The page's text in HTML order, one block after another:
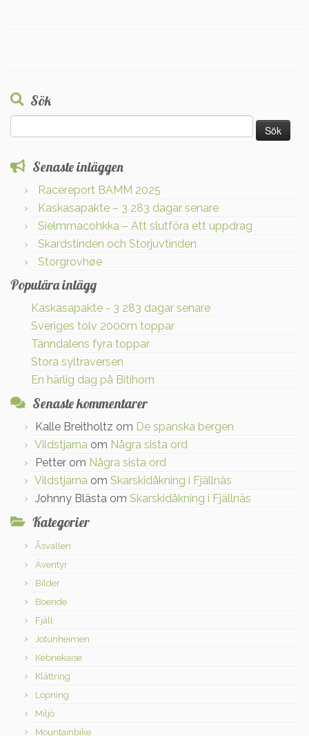
Sök
efter:
Senaste inläggen
Racereport BAMM 2025
Kaskasapakte – 3 283 dagar senare
Sielmmacohkka – Att slutföra ett uppdrag
Skardstinden och Storjuvtinden
Storgrovhøe
Populära inlägg
Kaskasapakte - 3 283 dagar senare
Sveriges tolv 2000m toppar
Tänndalens fyra toppar
Stora syltraversen
En härlig dag på Bitihorn
Senaste kommentarer
Kalle Breitholtz om De spanska bergen
Vildstjarna om Några sista ord
Petter om Några sista ord
Vildstjarna om Skarskidåkning i Fjällnäs
Johnny Blästa om Skarskidåkning i Fjällnäs
Kategorier
Åsvallen
Äventyr
Bilder
Boende
Fjäll
Jotunheimen
Kebnekaise
Klättring
Löpning
Miljö
Mountainbike